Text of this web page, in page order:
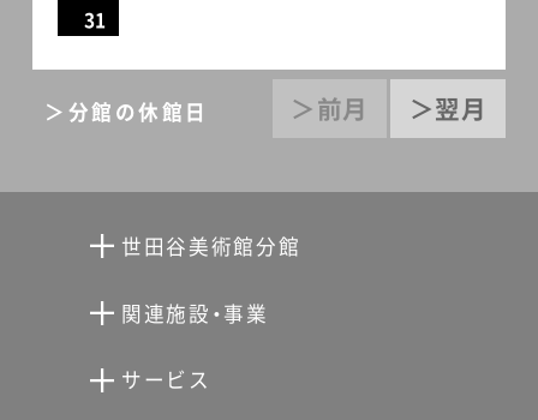
す。「田沼武能写真展 東京わ
が残像 1948-1964」…「田沼武
1964」展の会期中に設置され
るエントランスのバナーは、
能写氏の作品《路地裏の縁台
に記念写真をどうぞ。「写真は
31
＞前月 ＞翌月
＞分館の休館日
世田谷美術館分館
関連施設・事業
世田谷文学館
サービス